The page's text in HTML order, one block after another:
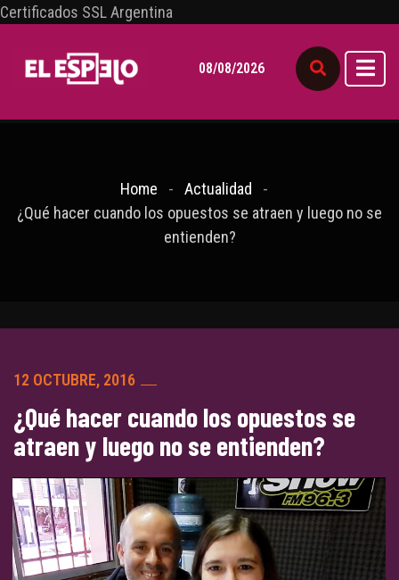
Certificados SSL Argentina
08/08/2026
Home
Actualidad
¿Qué hacer cuando los opuestos se atraen y luego no se
entienden?
12 OCTUBRE, 2016
¿Qué hacer cuando los opuestos se
atraen y luego no se entienden?